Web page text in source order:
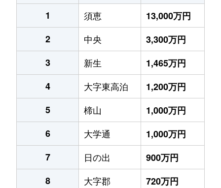
1
須恵
13,000万円
2
中央
3,300万円
3
新生
1,465万円
4
大字東高泊
1,200万円
5
楴山
1,000万円
6
大学通
1,000万円
7
日の出
900万円
8
大字郡
720万円